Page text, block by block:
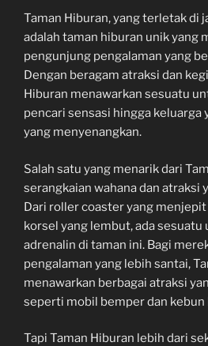
Taman Hiburan, yang terletak di
adalah taman hiburan unik yang
pengunjung pengalaman yang
Dengan beragam atraksi dan
Hiburan menawarkan sesuatu
pencari sensasi hingga keluarga
yang menyenangkan.
Salah satu yang menarik dari
serangkaian wahana dan atraksi
Dari roller coaster yang
korsel yang lembut, ada
adrenalin di taman ini. Bagi
pengalaman yang lebih santai,
menawarkan berbagai atraksi
seperti mobil bemper dan kebun
Tapi Taman Hiburan lebih dari